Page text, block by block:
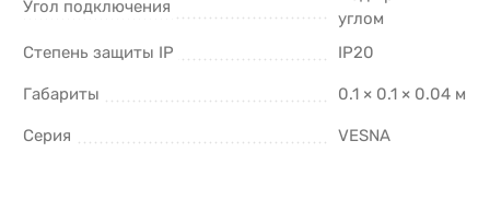
Угол подключения
углом
Степень защиты IP
IP20
Габариты 0.1 × 0.1 × 0.04 м
Серия VESNA